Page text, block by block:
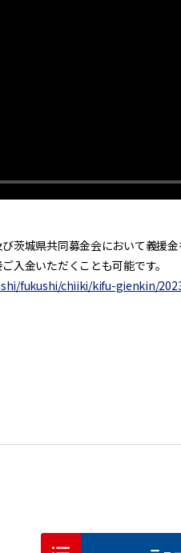
茨城県共同募金会において義援
入金いただくことも可能です。
fukushi/chiiki/kifu-gienkin/